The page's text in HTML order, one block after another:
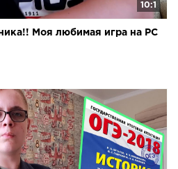
10:1
Моя любимая игра на PC